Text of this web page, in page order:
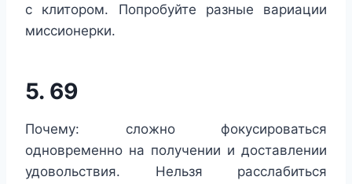
с клитором. Попробуйте разные вариации
миссионерки.
5. 69
Почему: сложно фокусироваться
одновременно на получении и доставлении
удовольствия. Нельзя расслабиться